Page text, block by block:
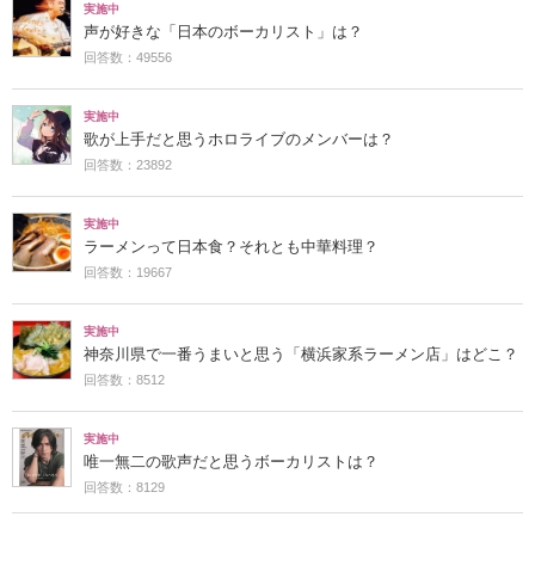
実施中
声が好きな「日本のボーカリスト」は？
回答数：49556
実施中
歌が上手だと思うホロライブのメンバーは？
回答数：23892
実施中
ラーメンって日本食？それとも中華料理？
回答数：19667
実施中
神奈川県で一番うまいと思う「横浜家系ラーメン店」はどこ？
回答数：8512
実施中
唯一無二の歌声だと思うボーカリストは？
回答数：8129